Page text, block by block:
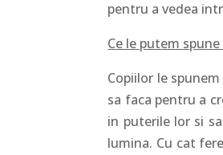
pentru a vedea
Ce le putem
Copiilor le
sa faca pentru a
in puterile lor si
lumina. Cu cat